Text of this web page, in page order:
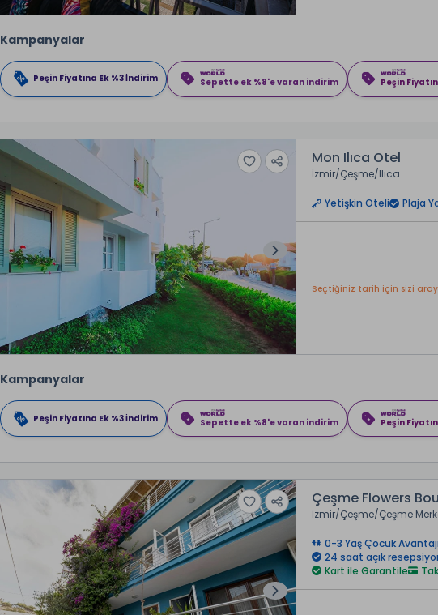
Kampanyalar
Peşin Fiyatına Ek %3 İndirim Sepette ek %8'e varan indirim Peşin
Mon Ilıca Otel
İzmir Çeşme Ilıca
Yetişkin Oteli Plaja
Seçtiğiniz tarih için sizi
Kampanyalar
Peşin Fiyatına Ek %3 İndirim Sepette ek %8'e varan indirim Peşin
Çeşme Flowers
İzmir Çeşme Çeşme
0-3 Yaş Çocuk Avantajı
24 saat açık
Kart ile Garantile